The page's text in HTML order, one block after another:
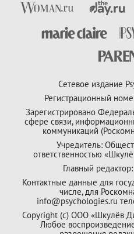
Сетевое издание
Регистрационный
Зарегистрировано
сфере связи,
коммуникаций
Учредитель:
ответственностью
Главный
Контактные данные для
числе, для
info@psychologies.ru
Copyright (с) ООО «Шкулёв
Любое